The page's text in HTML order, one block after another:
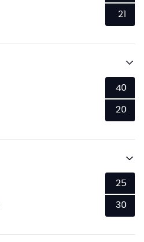
21
40
20
25
30